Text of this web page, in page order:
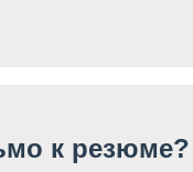
к резюме?